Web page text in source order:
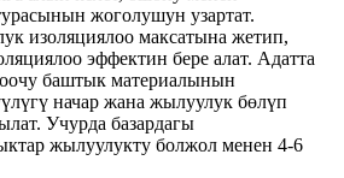
жоголушун узартат.
изоляциялоо максатына жетип,
эффектин бере алат. Адатта
баштык материалынын
начар жана жылуулук бөлүп
Учурда базардагы
жылуулукту болжол менен 4-6